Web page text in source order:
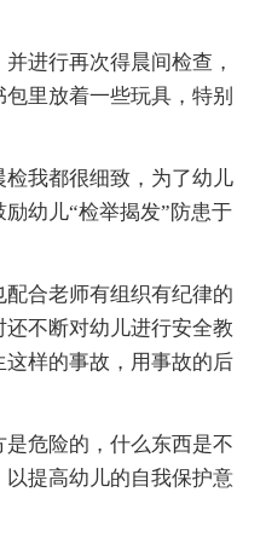
进行再次得晨间检查，
里放着一些玩具，特别
我都很细致，为了幼儿
幼儿“检举揭发”防患于
合老师有组织有纪律的
不断对幼儿进行安全教
样的事故，用事故的后
危险的，什么东西是不
提高幼儿的自我保护意